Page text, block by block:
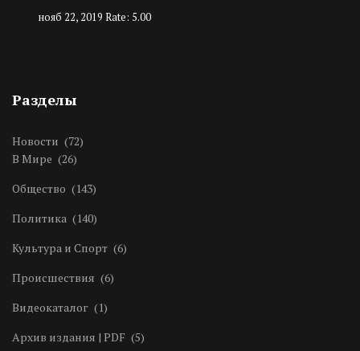
нояб 22, 2019 Rate: 5.00
Разделы
Новости (72)
В Мире (26)
Общество (143)
Политика (140)
Культура и Спорт (6)
Происшествия (6)
Видеокаталог (1)
Архив издания | PDF (5)